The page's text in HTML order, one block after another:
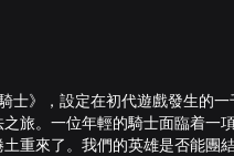
士》，設定在初代遊戲發生的
之旅。一位年輕的騎士面臨着
重來了。我們的英雄是否能團